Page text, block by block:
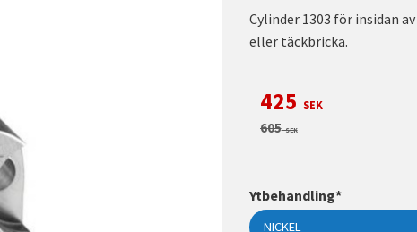
Cylinder 1303 för insidan
eller täckbricka.
Nedsatt pris:
425 SEK
Ordinarie pris:
605SEK
Ytbehandling*